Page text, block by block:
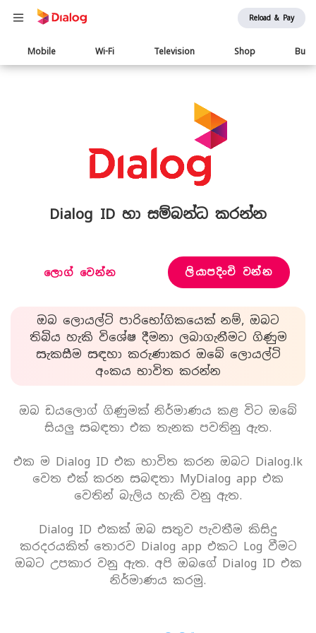
Reload & Pay
Main
navigation
Mobile Wi-Fi Television Shop
Dialog ID හා සම්බන්ධ කරන්න
ලොග් වෙන්න ලියාපදිංචි වන්න
ඔබ ලොයල්ටි පාරිභෝගිකයෙක් නම්, ඔබට
තිබිය හැකි විශේෂ දීමනා ලබාගැනීමට ගිණුම
සැකසීම සඳහා කරුණාකර ඔබේ ලොයල්ටි
අංකය භාවිත කරන්න
ඔබ ඩයලොග් ගිණුමක් නිර්මාණය කළ විට ඔබේ
සියලු සබඳතා එක තැනක පවතිනු ඇත.
එක ම Dialog ID එක භාවිත කරන ඔබට Dialog.lk
වෙත එක් කරන සබඳතා MyDialog app එක
වෙතින් බැලිය හැකි වනු ඇත.
Dialog ID එකක් ඔබ සතුව පැවතීම කිසිදු
කරදරයකිත් තොරව Dialog app එකට Log වීමට
ඔබට උපකාර වනු ඇත. අපි ඔබගේ Dialog ID එක
නිර්මාණය කරමු.